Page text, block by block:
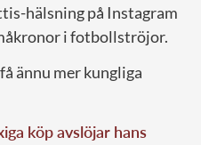
hälsning på Instagram
i fotbollströjor.
ännu mer kungliga
köp avslöjar hans